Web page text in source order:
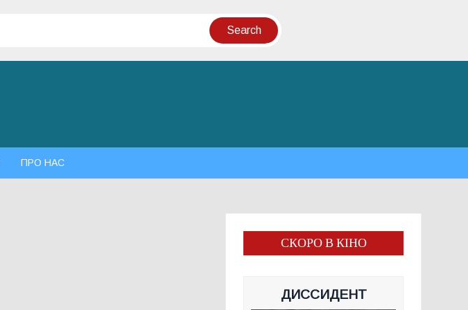
ПРО НАС
СКОРО В КІНО
ДИССИДЕНТ